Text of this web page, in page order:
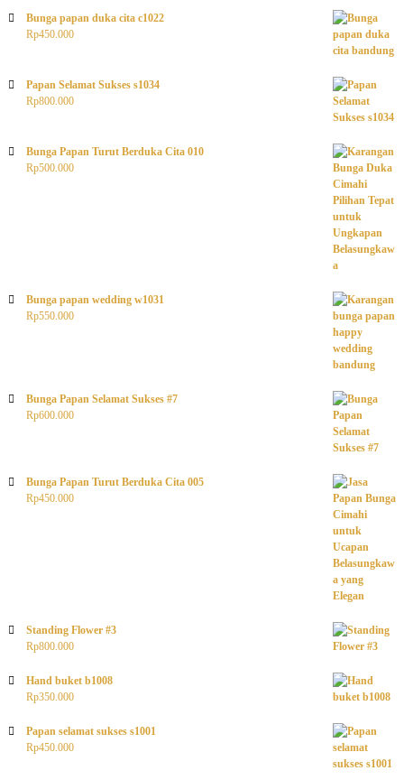
Bunga papan duka cita c1022
Rp450.000
Papan Selamat Sukses s1034
Rp800.000
Bunga Papan Turut Berduka Cita 010
Rp500.000
Bunga papan wedding w1031
Rp550.000
Bunga Papan Selamat Sukses #7
Rp600.000
Bunga Papan Turut Berduka Cita 005
Rp450.000
Standing Flower #3
Rp800.000
Hand buket b1008
Rp350.000
Papan selamat sukses s1001
Rp450.000